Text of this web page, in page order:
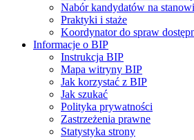
Nabór kandydatów na
Praktyki i staże
Koordynator do spraw
Informacje o BIP
Instrukcja BIP
Mapa witryny BIP
Jak korzystać z BIP
Jak szukać
Polityka prywatności
Zastrzeżenia prawne
Statystyka strony